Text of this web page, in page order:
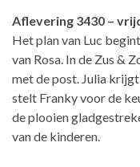
Aflevering 3430 –
Het plan van Luc
van Rosa. In de Zus &
met de post. Julia
stelt Franky voor de
de plooien
van de kinderen.